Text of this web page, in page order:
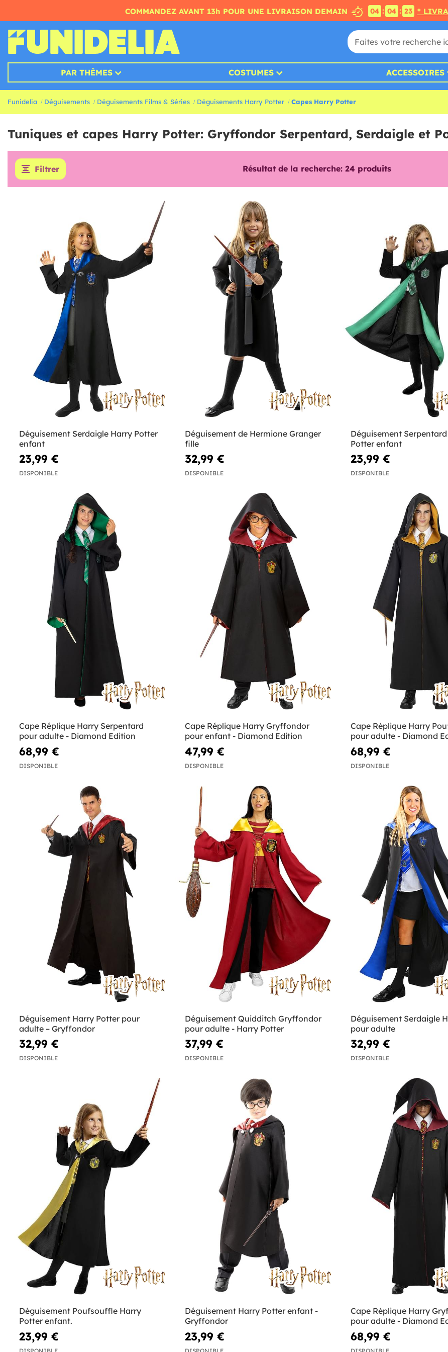
COMMANDEZ AVANT 13h POUR UNE LIVRAISON DEMAIN 04 : 04 : 21 *
PAR THÈMES COSTUMES ACCESSOIRES
Funidelia Déguisements Déguisements Films & Séries Déguisements Harry Potter Capes Harry Potter
Tuniques et capes Harry Potter: Gryffondor Serpentard, Serdaigle et
Filtrer Résultat de la recherche: 24 produits
Déguisement Serdaigle Harry Potter
enfant
23,99 €
DISPONIBLE
Déguisement de Hermione Granger
fille
32,99 €
DISPONIBLE
Déguisement
Potter enfant
23,99 €
DISPONIBLE
Cape Réplique Harry Serpentard
pour adulte - Diamond Edition
68,99 €
DISPONIBLE
Cape Réplique Harry Gryffondor
pour enfant - Diamond Edition
47,99 €
DISPONIBLE
Cape Réplique Harry
pour adulte - Diamond
68,99 €
DISPONIBLE
Déguisement Harry Potter pour
adulte – Gryffondor
32,99 €
DISPONIBLE
Déguisement Quidditch Gryffondor
pour adulte - Harry Potter
37,99 €
DISPONIBLE
Déguisement Serdaigle
pour adulte
32,99 €
DISPONIBLE
Déguisement Poufsouffle Harry
Potter enfant.
23,99 €
Déguisement Harry Potter enfant -
Gryffondor
23,99 €
Cape Réplique Harry
pour adulte - Diamond
68,99 €